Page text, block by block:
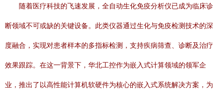
随着医疗科技的飞速发展，全自动生化免疫分析仪已成为临床诊
断领域不可或缺的关键设备。此类仪器通过生化与免疫检测技术的深
度融合，实现对患者样本的多指标检测，支持疾病筛查、诊断及治疗
效果跟踪。在这一背景下，华北工控作为嵌入式计算领域的领军企
业，推出了以高性能计算机软硬件为核心的嵌入式系统解决方案，为